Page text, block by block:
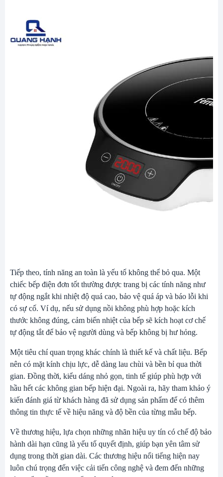
Tiếp theo, tính năng an toàn là yếu tố không thể bỏ qua. Một
chiếc bếp điện đơn tốt thường được trang bị các tính năng như
tự động ngắt khi nhiệt độ quá cao, bảo vệ quá áp và báo lỗi khi
có sự cố. Ví dụ, nếu sử dụng nồi không phù hợp hoặc kích
thước không đúng, cảm biến nhiệt của bếp sẽ kích hoạt cơ chế
tự động tắt để bảo vệ người dùng và bếp không bị hư hỏng.
Một tiêu chí quan trọng khác chính là thiết kế và chất liệu. Bếp
nên có mặt kính chịu lực, dễ dàng lau chùi và bền bỉ qua thời
gian. Đồng thời, kiểu dáng nhỏ gọn, tinh tế giúp phù hợp với
hầu hết các không gian bếp hiện đại. Ngoài ra, hãy tham khảo ý
kiến đánh giá từ khách hàng đã sử dụng sản phẩm để có thêm
thông tin thực tế về hiệu năng và độ bền của từng mẫu bếp.
Về thương hiệu, lựa chọn những nhãn hiệu uy tín có chế độ bảo
hành dài hạn cũng là yếu tố quyết định, giúp bạn yên tâm sử
dụng trong thời gian dài. Các thương hiệu nổi tiếng hiện nay
luôn chú trọng đến việc cải tiến công nghệ và đem đến những